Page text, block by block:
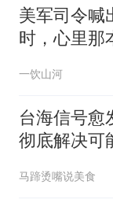
美军司令喊
时，心里那
一饮山河
台海信号愈
彻底解决可
马蹄烫嘴说美食